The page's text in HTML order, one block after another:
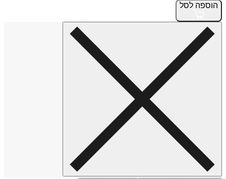
הוספה לסל